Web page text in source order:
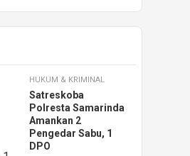
HUKUM & KRIMINAL
Satreskoba
Polresta Samarinda
Amankan 2
Pengedar Sabu, 1
DPO